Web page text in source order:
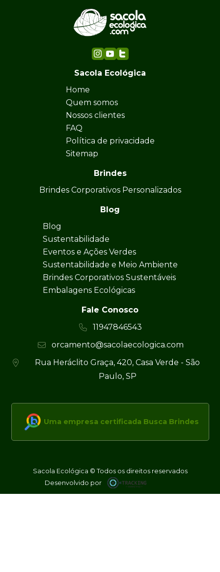
Sacola Ecológica
Home
Quem somos
Nossos clientes
FAQ
Política de privacidade
Sitemap
Brindes
Brindes Corporativos Personalizados
Blog
Blog
Sustentabilidade
Eventos e Ações Verdes
Sustentabilidade e Meio Ambiente
Brindes Corporativos Sustentáveis
Embalagens Ecológicas
Fale Conosco
11947846543
orcamento@sacolaecologica.com
Rua Heráclito Graça, 420, Casa Verde - São
Paulo, SP
Uma empresa certificada Busca Brindes
Sacola Ecológica © Todos os direitos reservados
Desenvolvido por